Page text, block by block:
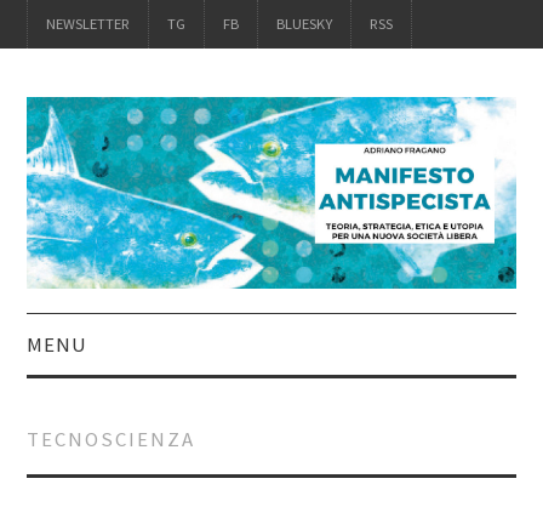
NEWSLETTER TG FB BLUESKY RSS
MENU
TECNOSCIENZA